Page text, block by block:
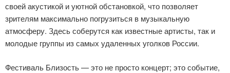
своей акустикой и уютной обстановкой, что позволяет
зрителям максимально погрузиться в музыкальную
атмосферу. Здесь соберутся как известные артисты, так и
молодые группы из самых удаленных уголков России.
Фестиваль Близость — это не просто концерт; это событие,